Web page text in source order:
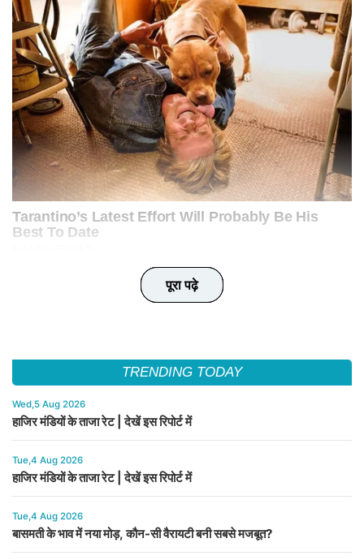
पूरा पढ़े
पूरा पढ़े
पूरा पढ़े
पूरा पढ़े
पूरा पढ़े
TRENDING TODAY
Wed,5 Aug 2026
हाजिर मंडियों के ताजा रेट | देखें इस रिपोर्ट में
Tue,4 Aug 2026
हाजिर मंडियों के ताजा रेट | देखें इस रिपोर्ट में
Tue,4 Aug 2026
बासमती के भाव में नया मोड़, कौन-सी वैरायटी बनी सबसे मजबूत?